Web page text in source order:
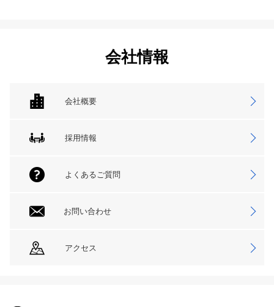
会社情報
会社概要
採用情報
よくあるご質問
お問い合わせ
アクセス